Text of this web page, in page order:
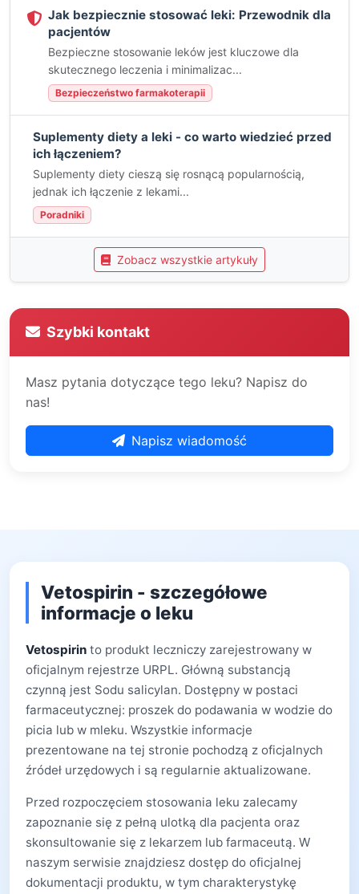
Jak bezpiecznie stosować leki: Przewodnik dla
pacjentów
Bezpieczne stosowanie leków jest kluczowe dla
skutecznego leczenia i minimalizac...
Bezpieczeństwo farmakoterapii
Suplementy diety a leki - co warto wiedzieć przed
ich łączeniem?
Suplementy diety cieszą się rosnącą popularnością,
jednak ich łączenie z lekami...
Poradniki
Zobacz wszystkie artykuły
Szybki kontakt
Masz pytania dotyczące tego leku? Napisz do
nas!
Napisz wiadomość
Vetospirin - szczegółowe
informacje o leku
Vetospirin to produkt leczniczy zarejestrowany w
oficjalnym rejestrze URPL. Główną substancją
czynną jest Sodu salicylan. Dostępny w postaci
farmaceutycznej: proszek do podawania w wodzie do
picia lub w mleku. Wszystkie informacje
prezentowane na tej stronie pochodzą z oficjalnych
źródeł urzędowych i są regularnie aktualizowane.
Przed rozpoczęciem stosowania leku zalecamy
zapoznanie się z pełną ulotką dla pacjenta oraz
skonsultowanie się z lekarzem lub farmaceutą. W
naszym serwisie znajdziesz dostęp do oficjalnej
dokumentacji produktu, w tym charakterystykę